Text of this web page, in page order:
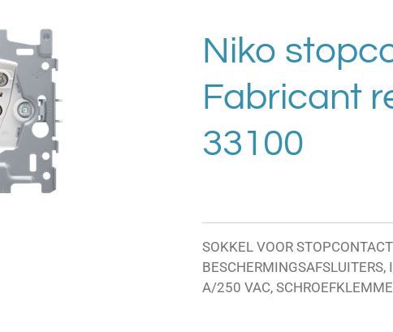
Niko
Fabricant
33100
SOKKEL VOOR
A/250 VAC,